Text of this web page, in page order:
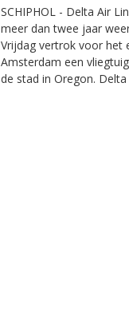
SCHIPHOL - Delta Air
meer dan twee jaar
Vrijdag vertrok voor het
Amsterdam een
de stad in Oregon.